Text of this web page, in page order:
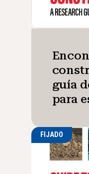
guía
para
FIJADO